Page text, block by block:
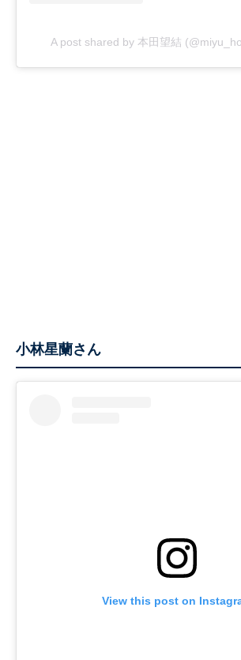
A post shared by 本田望結
小林星蘭さん
View this post on